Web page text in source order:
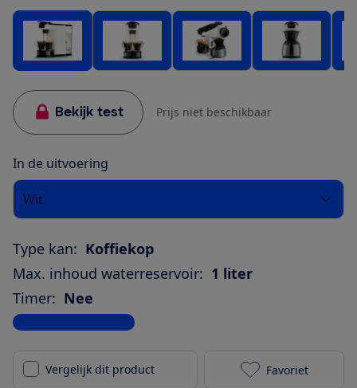
Bekijk test Prijs niet beschikbaar
In de uitvoering
Wit
Type kan: Koffiekop
Max. inhoud waterreservoir: 1 liter
Timer: Nee
Bekijk alle specificaties
Vergelijk dit product Philips
Favoriet